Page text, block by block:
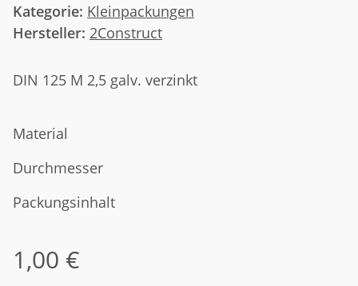
Kategorie: Kleinpackungen
Hersteller: 2Construct
DIN 125 M 2,5 galv. verzinkt
Material
Durchmesser
Packungsinhalt
1,00 €